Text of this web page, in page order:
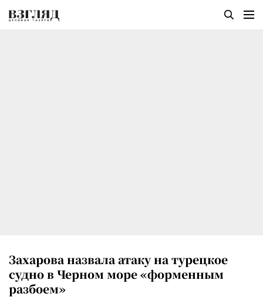
Захарова назвала атаку на турецкое
судно в Черном море «форменным
разбоем»